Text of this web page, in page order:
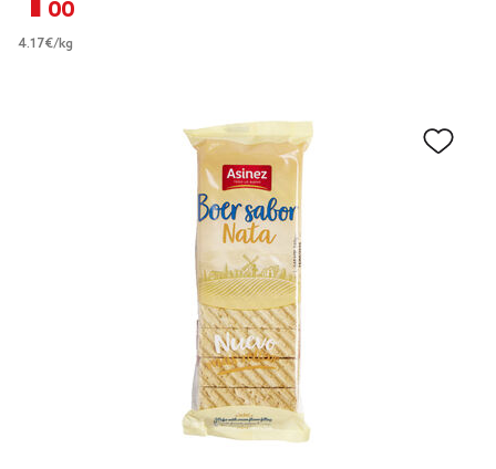
4.17€/kg